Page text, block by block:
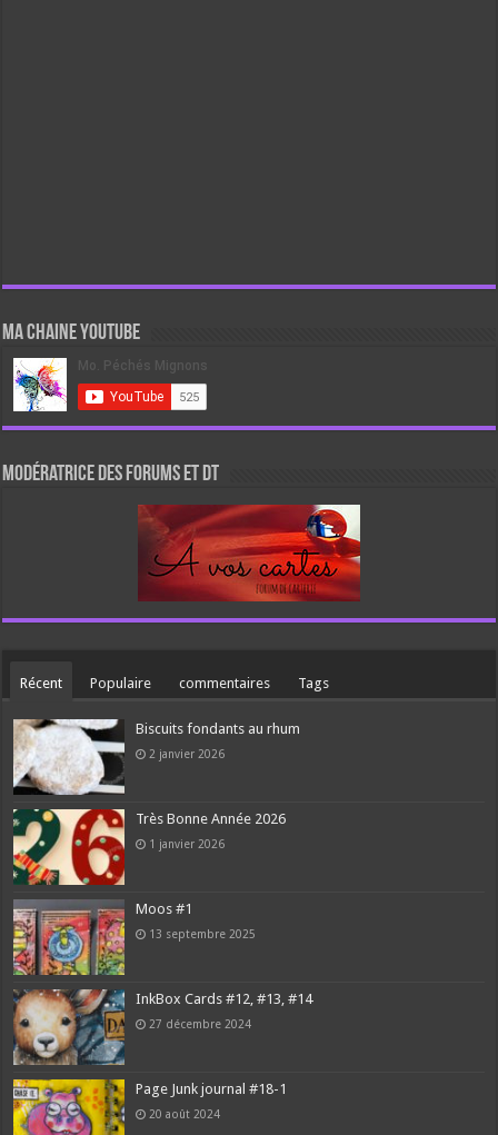
Ma chaine Youtube
Modératrice des forums et DT
Récent Populaire commentaires Tags
Biscuits fondants au rhum
2 janvier 2026
Très Bonne Année 2026
1 janvier 2026
Moos #1
13 septembre 2025
InkBox Cards #12, #13, #14
27 décembre 2024
Page Junk journal #18-1
20 août 2024